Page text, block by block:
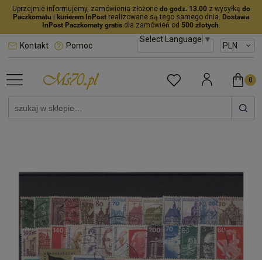
Uprzejmie informujemy, zamówienia złożone do godz. 13.00z wysyłką do
Paczkomatu i kurierem InPost realizowane są tego samego dnia. Dostawa
InPost Paczkomaty gratisdla zamówień od 500 złotych.
Select Language▼
Kontakt Pomoc